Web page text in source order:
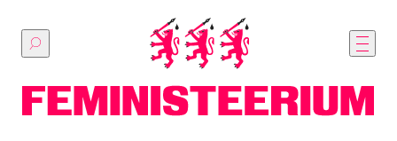
sisu
juurde